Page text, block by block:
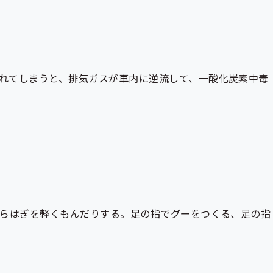
しまうと、排気ガスが車内に逆流して、一酸化炭素中毒
はぎを軽くもんだりする。足の指でグーをつくる、足の指